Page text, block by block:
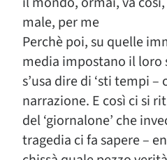
male, per me
Perchè poi, su quelle
media impostano il
s’usa dire di ‘sti tempi
narrazione. E così ci si
del ‘giornalone’ che
tragedia ci fa sapere –